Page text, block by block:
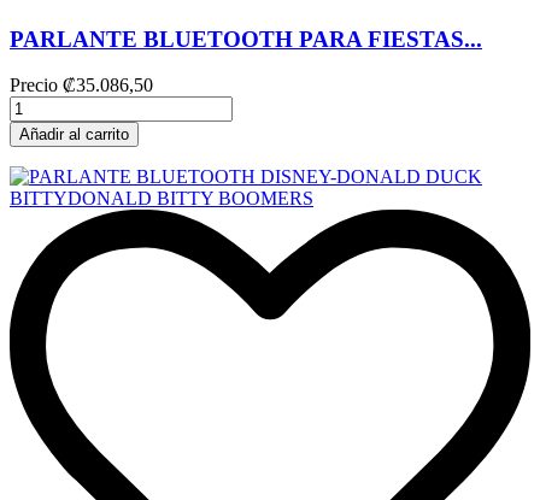
PARLANTE BLUETOOTH PARA FIESTAS...
Precio ₡35.086,50
Añadir al carrito